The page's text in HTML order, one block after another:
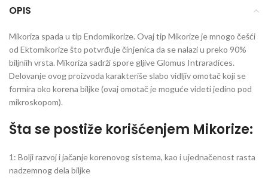
OPIS
Mikoriza spada u tip Endomikorize. Ovaj tip Mikorize je mnogo češći
od Ektomikorize što potvrđuje činjenica da se nalazi u preko 90%
biljniih vrsta. Mikoriza sadrži spore gljive Glomus Intraradices.
Delovanje ovog proizvoda karakteriše slabo vidljiv omotač koji se
formira oko korena biljke (ovaj omotač je moguće videti jedino pod
mikroskopom).
Šta se postiže korišćenjem Mikorize:
1: Bolji razvoj i jačanje korenovog sistema, kao i ujednačenost rasta
nadzemnog dela biljke